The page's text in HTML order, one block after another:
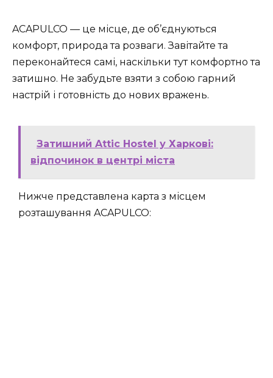
ACAPULCO — це місце, де об’єднуються
комфорт, природа та розваги. Завітайте та
переконайтеся самі, наскільки тут комфортно та
затишно. Не забудьте взяти з собою гарний
настрій і готовність до нових вражень.
Затишний Attic Hostel у Харкові:
відпочинок в центрі міста
Нижче представлена карта з місцем
розташування ACAPULCO: